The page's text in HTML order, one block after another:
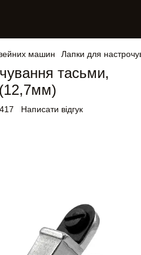
машин Лапки для
тасьми,
Написати відгук